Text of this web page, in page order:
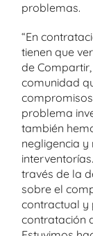
problemas.
“En
tienen que
de
comunidad
problema
también
negligencia
través de la
sobre el
contractual y
contratación